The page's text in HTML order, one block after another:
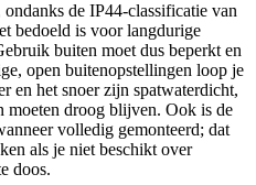
de IP44-classificatie van
bedoeld is voor langdurige
buiten moet dus beperkt en
open buitenopstellingen loop je
en het snoer zijn spatwaterdicht,
moeten droog blijven. Ook is de
volledig gemonteerd; dat
als je niet beschikt over
doos.